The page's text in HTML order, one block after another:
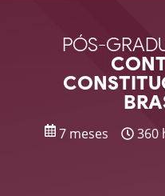
PÓS-
7 meses 360